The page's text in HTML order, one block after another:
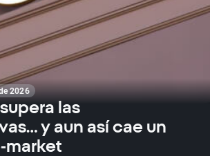
2026
las
y aun así cae un